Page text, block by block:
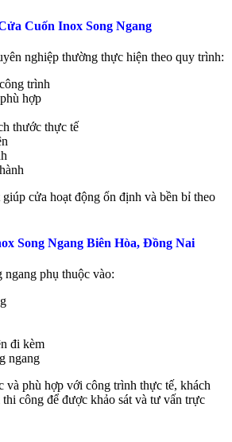
Cuốn Inox Song Ngang
nghiệp thường thực hiện theo quy trình:
trình
hợp
thước thực tế
cửa hoạt động ổn định và bền bỉ theo
Song Ngang Biên Hòa, Đồng Nai
phụ thuộc vào:
đi kèm
ngang
và phù hợp với công trình thực tế, khách
công để được khảo sát và tư vấn trực